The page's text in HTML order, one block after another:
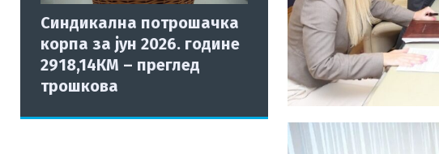
Синдикална потрошачка
корпа за јун 2026. године
2918,14КМ – преглед
трошкова